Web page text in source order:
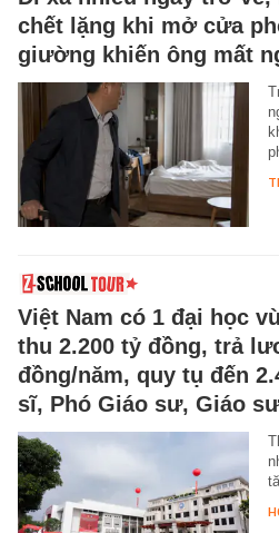
chết lặng khi mở cửa
giường khiến ông mất
Việt Nam có 1 đại học
thu 2.200 tỷ đồng, trả
đồng/năm, quy tụ đến
sĩ, Phó Giáo sư, Giáo sư